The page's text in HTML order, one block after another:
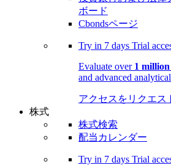
ボード
Cbondsページ
Try in 7 days Trial
Evaluate over 1
and advanced
アクセスをリクエス
株式
株式検索
配当カレンダー
Try in 7 days Trial